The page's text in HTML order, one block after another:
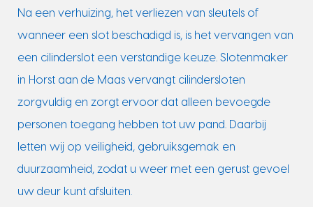
Na een verhuizing, het verliezen van sleutels of
wanneer een slot beschadigd is, is het vervangen van
een cilinderslot een verstandige keuze. Slotenmaker
in Horst aan de Maas vervangt cilindersloten
zorgvuldig en zorgt ervoor dat alleen bevoegde
personen toegang hebben tot uw pand. Daarbij
letten wij op veiligheid, gebruiksgemak en
duurzaamheid, zodat u weer met een gerust gevoel
uw deur kunt afsluiten.